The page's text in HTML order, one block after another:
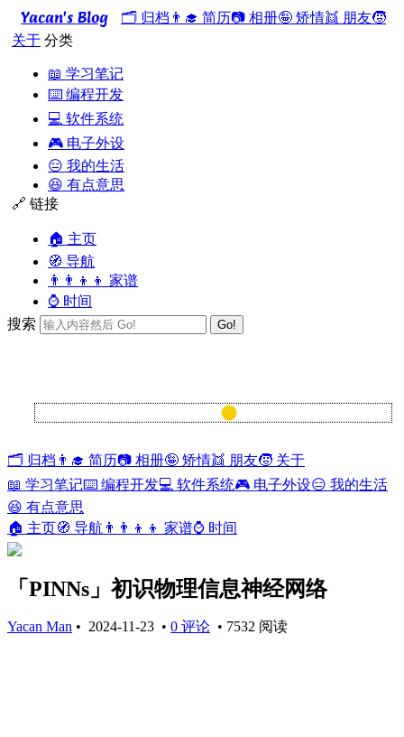
Yacan's Blog 🗂️ 归档 👨‍🎓 简历📷 相册🤪 矫情👯 朋友🧒
关于 分类
📖 学习笔记
⌨️ 编程开发
💻 软件系统
🎮 电子外设
😑 我的生活
😆 有点意思
🔗 链接
🏠 主页
🧭 导航
👨‍👨‍👦‍👦 家谱
⌚ 时间
搜索
Go!
🗂️ 归档 👨‍🎓 简历📷 相册🤪 矫情👯 朋友🧒 关于
📖 学习笔记⌨️ 编程开发💻 软件系统🎮 电子外设😑 我的生活
😆 有点意思
🏠 主页🧭 导航 👨‍👨‍👦‍👦 家谱⌚ 时间
「PINNs」初识物理信息神经网络
Yacan Man • 2024-11-23 • 0 评论 • 7532 阅读